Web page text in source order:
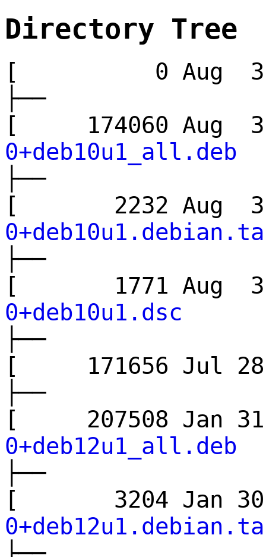
Directory Tree
[ 0 Aug 3
├──
[ 174060
0+deb10u1_all.deb
├──
[ 2232 Aug
├──
[ 1771 Aug
0+deb10u1.dsc
├──
[ 171656 Jul
├──
[ 207508 Jan
0+deb12u1_all.deb
├──
[ 3204 Jan